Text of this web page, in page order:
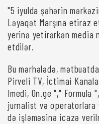
"5 iyulda şəhərin
Ləyaqət Marşına etiraz
yerinə yetirərkən media
etdilər.
Bu mərhələdə,
Pirveli TV, İctimai
Imedi, On.ge "," Formula
jurnalist və operatorlara
də işləməsinə icazə